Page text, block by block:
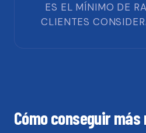
ES EL MÍNIMO DE
CLIENTES
Cómo conseguir